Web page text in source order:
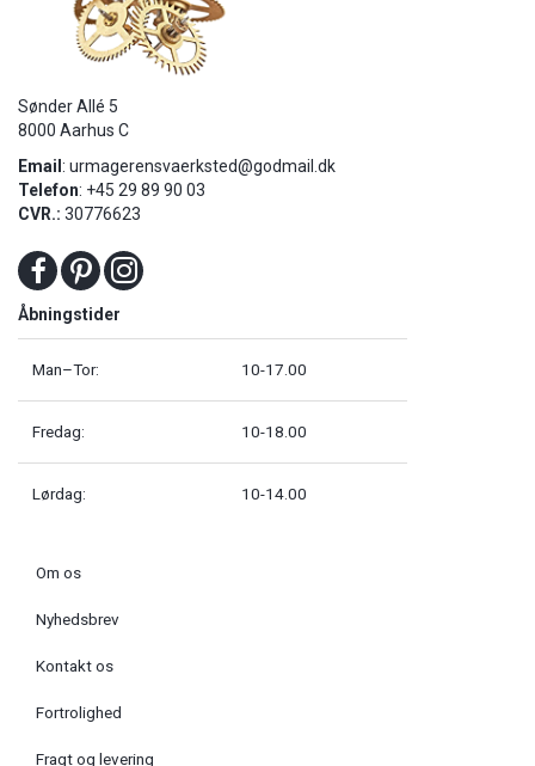
Sønder Allé 5
8000 Aarhus C
Email : urmagerensvaerksted@godmail.dk
Telefon: +45 29 89 90 03
CVR.: 30776623
Åbningstider
Man–Tor: 10-17.00
Fredag: 10-18.00
Lørdag: 10-14.00
Om os
Nyhedsbrev
Kontakt os
Fortrolighed
Fragt og levering